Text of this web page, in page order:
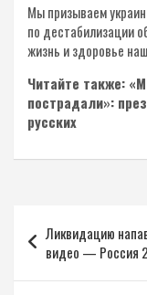
Мы призываем
по дестабилизации
жизнь и здоровье
Читайте также:
пострадали»:
русских
по
записям
Ликвидацию
видео — Россия